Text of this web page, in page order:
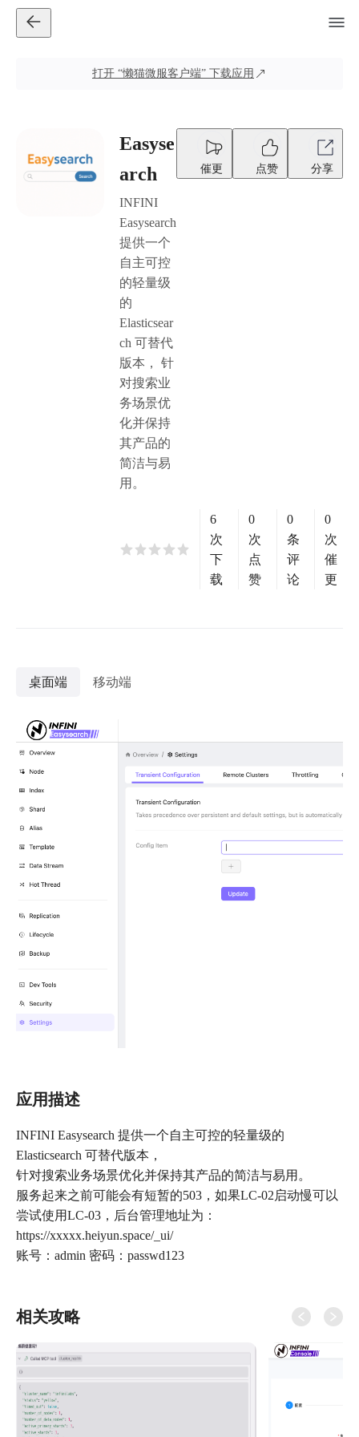
打开 “懒猫微服客户端” 下载应用
Easyse
arch
INFINI
Easysearch
提供一个
自主可控
的轻量级
的
Elasticsear
ch 可替代
版本， 针
对搜索业
务场景优
化并保持
其产品的
简洁与易
用。
催更 点赞 分享
6
次
下
载
0
次
点
赞
0
条
评
论
0
次
催
更
桌面端 移动端
应用描述
INFINI Easysearch 提供一个自主可控的轻量级的
Elasticsearch 可替代版本，
针对搜索业务场景优化并保持其产品的简洁与易用。
服务起来之前可能会有短暂的503，如果LC-02启动慢可以
尝试使用LC-03，后台管理地址为：
https://xxxxx.heiyun.space/_ui/
账号：admin 密码：passwd123
相关攻略